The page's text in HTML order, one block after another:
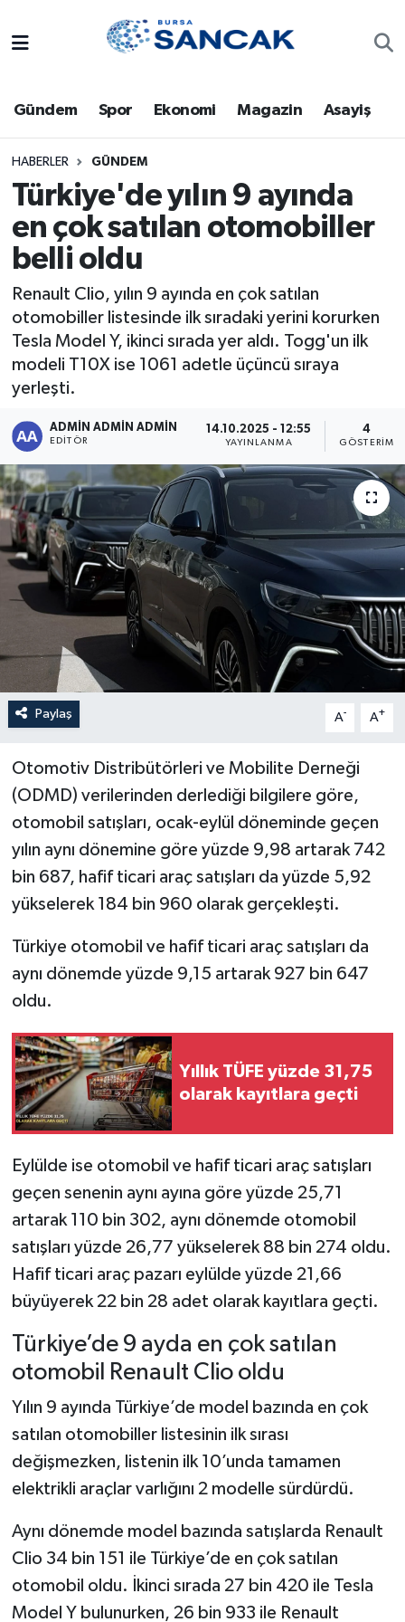
Gündem Spor Ekonomi Magazin Asayiş
HABERLER GÜNDEM
Türkiye'de yılın 9 ayında
en çok satılan otomobiller
belli oldu
Renault Clio, yılın 9 ayında en çok satılan
otomobiller listesinde ilk sıradaki yerini korurken
Tesla Model Y, ikinci sırada yer aldı. Togg'un ilk
modeli T10X ise 1061 adetle üçüncü sıraya
yerleşti.
ADMİN ADMİN ADMİN
EDITÖR
14.10.2025 - 12:55
YAYINLANMA
4
GÖSTERIM
Paylaş A- A+
Otomotiv Distribütörleri ve Mobilite Derneği
(ODMD) verilerinden derlediği bilgilere göre,
otomobil satışları, ocak-eylül döneminde geçen
yılın aynı dönemine göre yüzde 9,98 artarak 742
bin 687, hafif ticari araç satışları da yüzde 5,92
yükselerek 184 bin 960 olarak gerçekleşti.
Türkiye otomobil ve hafif ticari araç satışları da
aynı dönemde yüzde 9,15 artarak 927 bin 647
oldu.
Yıllık TÜFE yüzde 31,75
olarak kayıtlara geçti
Eylülde ise otomobil ve hafif ticari araç satışları
geçen senenin aynı ayına göre yüzde 25,71
artarak 110 bin 302, aynı dönemde otomobil
satışları yüzde 26,77 yükselerek 88 bin 274 oldu.
Hafif ticari araç pazarı eylülde yüzde 21,66
büyüyerek 22 bin 28 adet olarak kayıtlara geçti.
Türkiye’de 9 ayda en çok satılan
otomobil Renault Clio oldu
Yılın 9 ayında Türkiye’de model bazında en çok
satılan otomobiller listesinin ilk sırası
değişmezken, listenin ilk 10’unda tamamen
elektrikli araçlar varlığını 2 modelle sürdürdü.
Aynı dönemde model bazında satışlarda Renault
Clio 34 bin 151 ile Türkiye’de en çok satılan
otomobil oldu. İkinci sırada 27 bin 420 ile Tesla
Model Y bulunurken, 26 bin 933 ile Renault
Bursa
Dünya
Eğitim
Ekonomi
Genel
Gündem
Magazin
Sağlık
Siyaset
Spor
Türkiye
Trafik Durumu
Süper Lig Puan Durumu ve Fikstür
Tüm Manşetler
Son Dakika Haberleri
Haber Arşivi